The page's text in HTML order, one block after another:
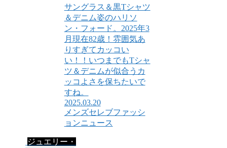
サングラス＆黒Tシャツ
＆デニム姿のハリソ
ン・フォード。2025年3
月現在82歳！雰囲気あ
りすぎてカッコい
い！！いつまでもTシャ
ツ＆デニムが似合うカ
ッコよさを保ちたいで
すね。
2025.03.20
メンズセレブファッシ
ョンニュース
ジュエリー・